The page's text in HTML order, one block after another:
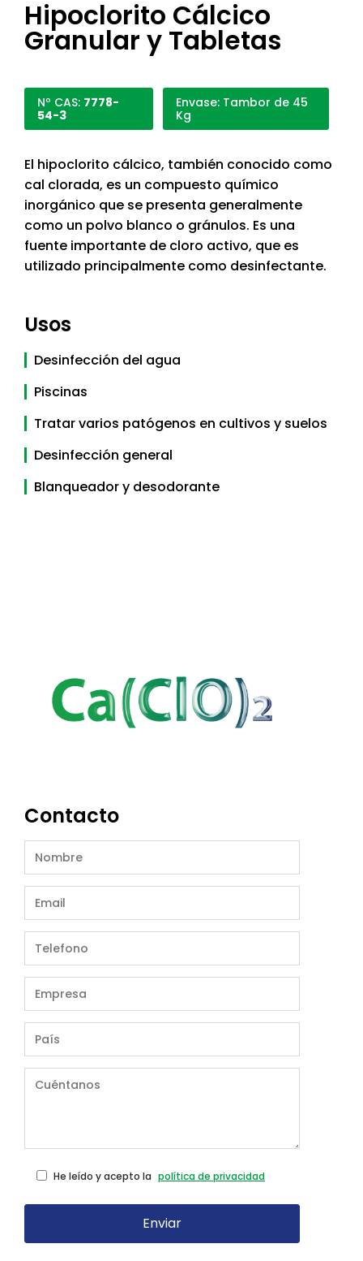
Hipoclorito Cálcico
Granular y Tabletas
Nº CAS: 7778-
54-3
Envase: Tambor de 45
Kg
El hipoclorito cálcico, también conocido como
cal clorada, es un compuesto químico
inorgánico que se presenta generalmente
como un polvo blanco o gránulos. Es una
fuente importante de cloro activo, que es
utilizado principalmente como desinfectante.
Usos
Desinfección del agua
Piscinas
Tratar varios patógenos en cultivos y suelos
Desinfección general
Blanqueador y desodorante
Contacto
He leído y acepto la política de privacidad